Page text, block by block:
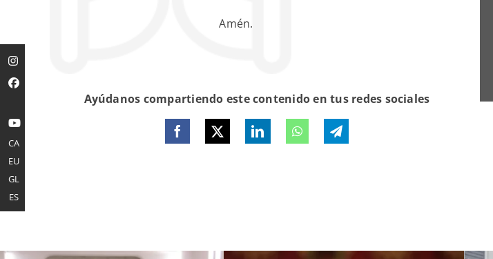
Amén.
Ayúdanos compartiendo este contenido en tus redes sociales
CA
EU
GL
ES